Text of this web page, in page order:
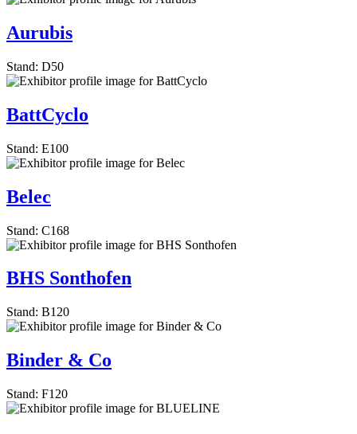
Aurubis
Stand: D50
BattCyclo
Stand: E100
Belec
Stand: C168
BHS Sonthofen
Stand: B120
Binder & Co
Stand: F120